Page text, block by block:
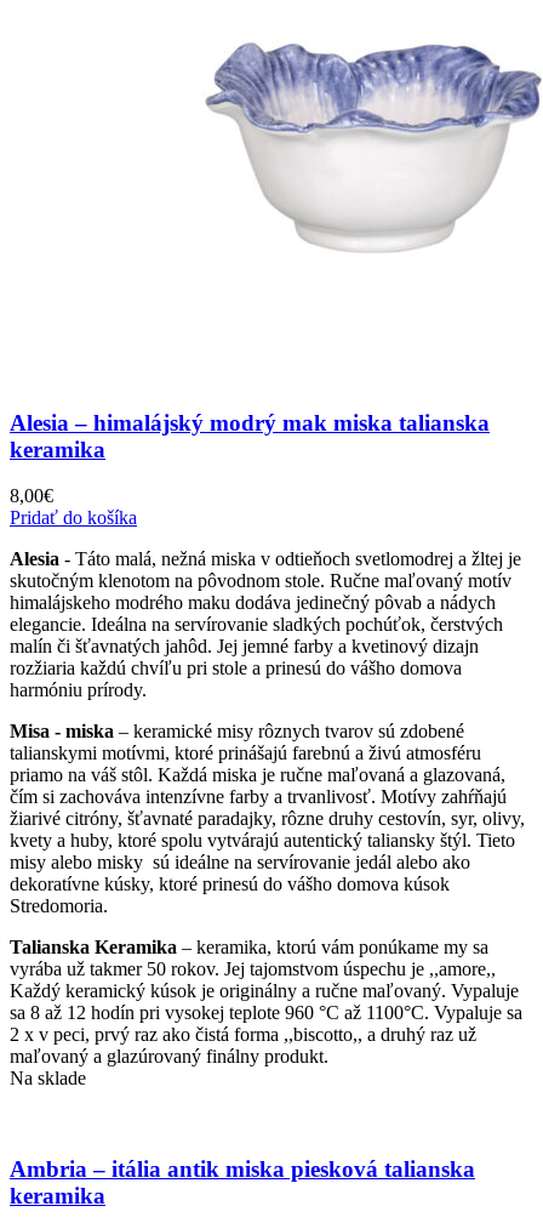
Alesia – himalájský modrý mak miska talianska
keramika
8,00€
Pridať do košíka
Alesia - Táto malá, nežná miska v odtieňoch svetlomodrej a žltej je
skutočným klenotom na pôvodnom stole. Ručne maľovaný motív
himalájskeho modrého maku dodáva jedinečný pôvab a nádych
elegancie. Ideálna na servírovanie sladkých pochúťok, čerstvých
malín či šťavnatých jahôd. Jej jemné farby a kvetinový dizajn
rozžiaria každú chvíľu pri stole a prinesú do vášho domova
harmóniu prírody.
Misa - miska – keramické misy rôznych tvarov sú zdobené
talianskymi motívmi, ktoré prinášajú farebnú a živú atmosféru
priamo na váš stôl. Každá miska je ručne maľovaná a glazovaná,
čím si zachováva intenzívne farby a trvanlivosť. Motívy zahŕňajú
žiarivé citróny, šťavnaté paradajky, rôzne druhy cestovín, syr, olivy,
kvety a huby, ktoré spolu vytvárajú autentický taliansky štýl. Tieto
misy alebo misky sú ideálne na servírovanie jedál alebo ako
dekoratívne kúsky, ktoré prinesú do vášho domova kúsok
Stredomoria.
Talianska Keramika – keramika, ktorú vám ponúkame my sa
vyrába už takmer 50 rokov. Jej tajomstvom úspechu je ,,amore,,
Každý keramický kúsok je originálny a ručne maľovaný. Vypaluje
sa 8 až 12 hodín pri vysokej teplote 960 °C až 1100°C. Vypaluje sa
2 x v peci, prvý raz ako čistá forma ,,biscotto,, a druhý raz už
maľovaný a glazúrovaný finálny produkt.
Na sklade
Ambria – itália antik miska piesková talianska
keramika